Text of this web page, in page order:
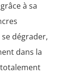
à sa
dégrader,
dans la